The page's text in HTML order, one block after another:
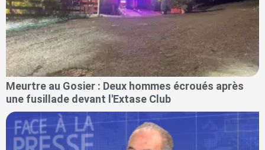
Meurtre au Gosier : Deux hommes écroués après
une fusillade devant l'Extase Club